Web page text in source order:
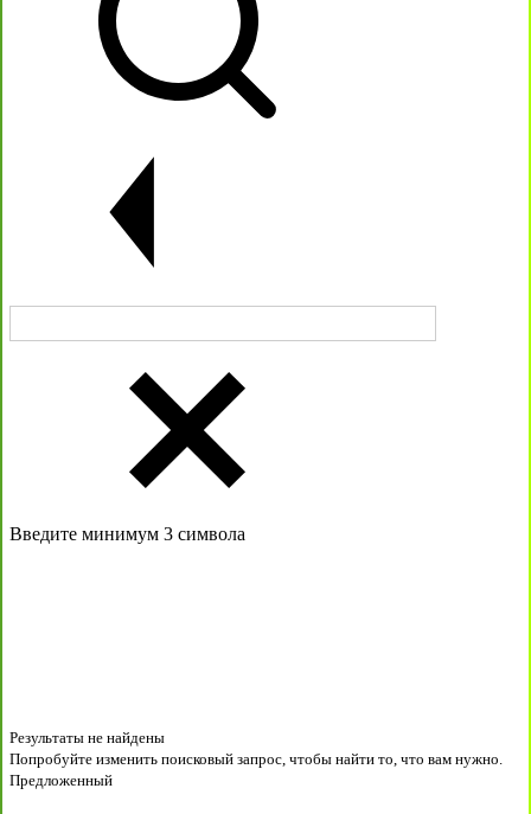
Введите минимум 3 символа
Результаты не найдены
Попробуйте изменить поисковый запрос, чтобы найти то, что вам нужно.
Предложенный